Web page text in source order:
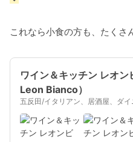
これなら小食の方も、たく
ワイン＆キッチン レオ
Leon Bianco）
五反田/イタリアン、居酒屋、ダ